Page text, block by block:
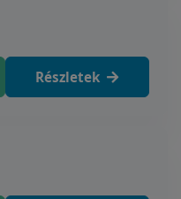
Részletek